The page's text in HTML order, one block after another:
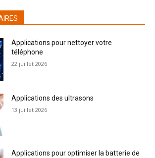
Applications pour nettoyer votre
téléphone
22 juillet 2026
Applications des ultrasons
13 juillet 2026
Applications pour optimiser la batterie de